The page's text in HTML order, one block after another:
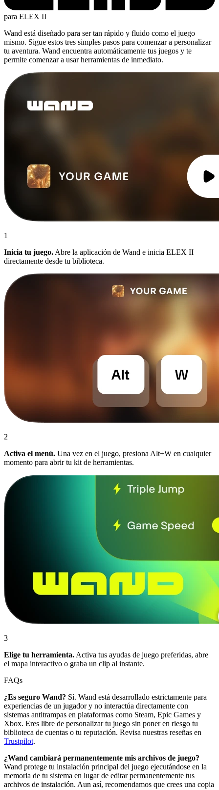
para ELEX II
Wand está diseñado para ser tan rápido y fluido como el juego
mismo. Sigue estos tres simples pasos para comenzar a personalizar
tu aventura. Wand encuentra automáticamente tus juegos y te
permite comenzar a usar herramientas de inmediato.
1
Inicia tu juego. Abre la aplicación de Wand e inicia ELEX II
directamente desde tu biblioteca.
2
Activa el menú. Una vez en el juego, presiona Alt+W en cualquier
momento para abrir tu kit de herramientas.
3
Elige tu herramienta. Activa tus ayudas de juego preferidas, abre
el mapa interactivo o graba un clip al instante.
FAQs
¿Es seguro Wand? Sí. Wand está desarrollado estrictamente para
experiencias de un jugador y no interactúa directamente con
sistemas antitrampas en plataformas como Steam, Epic Games y
Xbox. Eres libre de personalizar tu juego sin poner en riesgo tu
biblioteca de cuentas o tu reputación. Revisa nuestras reseñas en
Trustpilot.
¿Wand cambiará permanentemente mis archivos de juego?
Wand protege tu instalación principal del juego ejecutándose en la
memoria de tu sistema en lugar de editar permanentemente tus
archivos de instalación. Aun así, recomendamos que crees una copia